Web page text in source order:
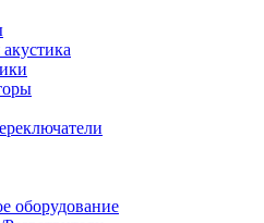
оборудование